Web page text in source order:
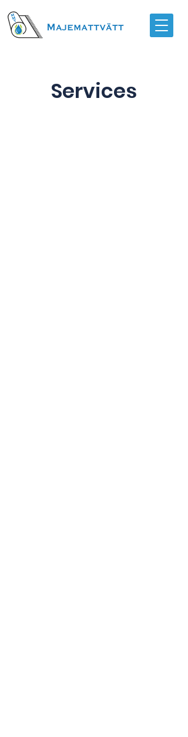
Services